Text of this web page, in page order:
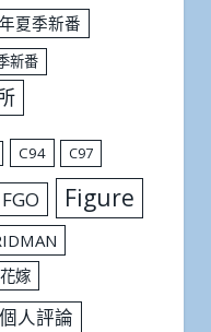
夏季新番
新番
C94 C97
FGO Figure
嫁
個人評論